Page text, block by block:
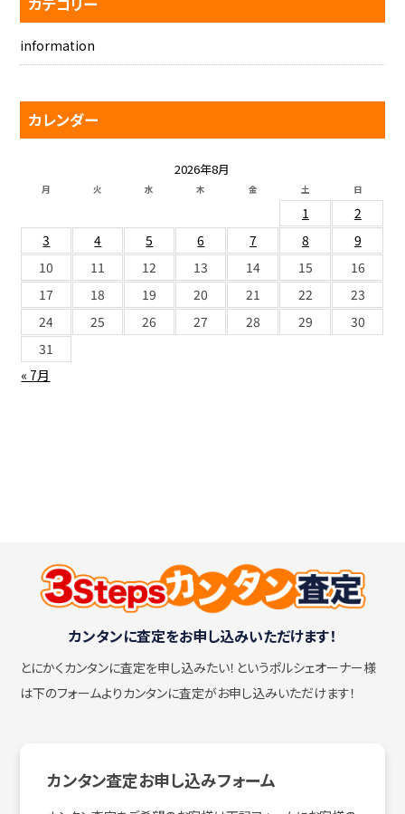
information
カレンダー
2026年8月
月 火 水 木 金 土 日
« 7月
1
2
3
4 5 6 7 8
9
10
11 12 13 14 15
16
17
18 19 20 21 22
23
24
25 26 27 28 29
30
31
カンタンに査定をお申し込みいただけます！
とにかくカンタンに査定を申し込みたい！ というポルシェオーナー様
は下のフォームよりカンタンに査定がお申し込みいただけます！
カンタン査定お申し込みフォーム